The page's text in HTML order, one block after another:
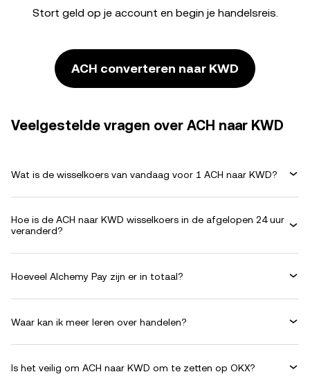
Stort geld op je account en begin je handelsreis.
ACH converteren naar KWD
Veelgestelde vragen over ACH naar KWD
Wat is de wisselkoers van vandaag voor 1 ACH naar KWD?
Hoe is de ACH naar KWD wisselkoers in de afgelopen 24 uur
veranderd?
Hoeveel Alchemy Pay zijn er in totaal?
Waar kan ik meer leren over handelen?
Is het veilig om ACH naar KWD om te zetten op OKX?